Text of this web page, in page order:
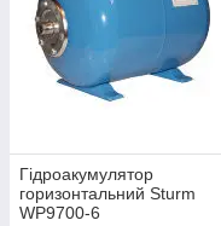
Гідроакумулятор
горизонтальний Sturm
WP9700-6